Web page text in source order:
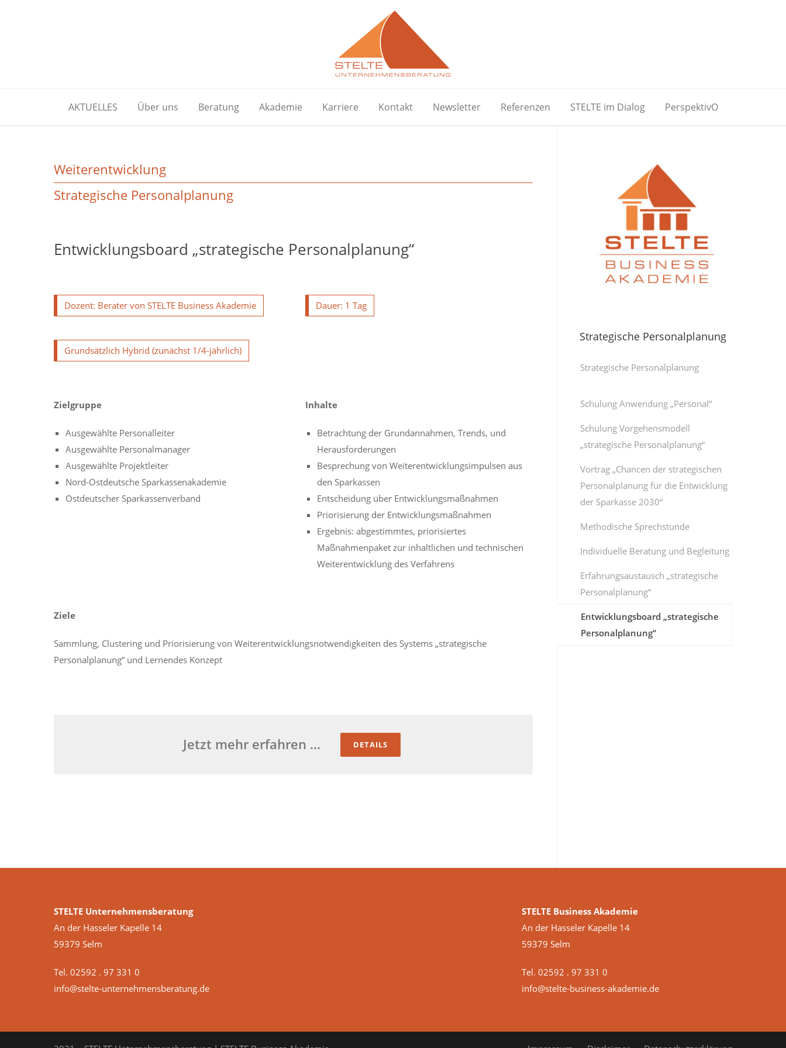
AKTUELLES Über uns Beratung Akademie Karriere Kontakt Newsletter Referenzen STELTE im Dialog PerspektivO
Weiterentwicklung
Strategische Personalplanung
Entwicklungsboard „strategische Personalplanung“
Dozent: Berater von STELTE Business Akademie
Grundsätzlich Hybrid (zunächst 1/4-jährlich)
Dauer: 1 Tag
Zielgruppe
Ausgewählte Personalleiter
Ausgewählte Personalmanager
Ausgewählte Projektleiter
Nord-Ostdeutsche Sparkassenakademie
Ostdeutscher Sparkassenverband
Inhalte
Betrachtung der Grundannahmen, Trends, und
Herausforderungen
Besprechung von Weiterentwicklungsimpulsen aus
den Sparkassen
Entscheidung über Entwicklungsmaßnahmen
Priorisierung der Entwicklungsmaßnahmen
Ergebnis: abgestimmtes, priorisiertes
Maßnahmenpaket zur inhaltlichen und technischen
Weiterentwicklung des Verfahrens
Ziele
Sammlung, Clustering und Priorisierung von Weiterentwicklungsnotwendigkeiten des Systems „strategische
Personalplanung“ und Lernendes Konzept
Jetzt mehr erfahren … DETAILS
Strategische Personalplanung
Strategische Personalplanung
Schulung Anwendung „Personal“
Schulung Vorgehensmodell
„strategische Personalplanung“
Vortrag „Chancen der strategischen
Personalplanung für die Entwicklung
der Sparkasse 2030“
Methodische Sprechstunde
Individuelle Beratung und Begleitung
Erfahrungsaustausch „strategische
Personalplanung“
Entwicklungsboard „strategische
Personalplanung“
STELTE Unternehmensberatung
An der Hasseler Kapelle 14
59379 Selm
Tel. 02592 . 97 331 0
info@stelte-unternehmensberatung.de
STELTE Business Akademie
An der Hasseler Kapelle 14
59379 Selm
Tel. 02592 . 97 331 0
info@stelte-business-akademie.de